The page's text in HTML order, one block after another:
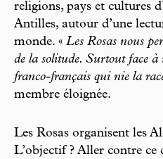
religions, pays et cultures
Antilles, autour d’une
monde. « Les Rosas nous
de la solitude. Surtout face
franco-français qui nie la
membre éloignée.
Les Rosas organisent les
L’objectif ? Aller contre ce